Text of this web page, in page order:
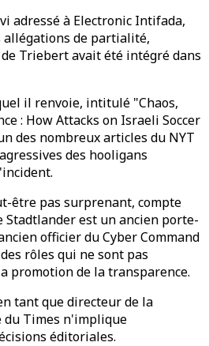
adressé à Electronic Intifada,
de partialité,
Triebert avait été intégré dans
il renvoie, intitulé "Chaos,
: How Attacks on Israeli Soccer
des nombreux articles du NYT
des hooligans
être pas surprenant, compte
est un ancien porte-
officier du Cyber Command
rôles qui ne sont pas
promotion de la transparence.
tant que directeur de la
du Times n'implique
éditoriales.